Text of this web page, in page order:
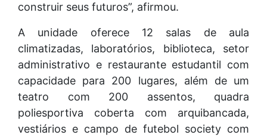
construir seus futuros”, afirmou.
A unidade oferece 12 salas de aula
climatizadas, laboratórios, biblioteca, setor
administrativo e restaurante estudantil com
capacidade para 200 lugares, além de um
teatro com 200 assentos, quadra
poliesportiva coberta com arquibancada,
vestiários e campo de futebol society com